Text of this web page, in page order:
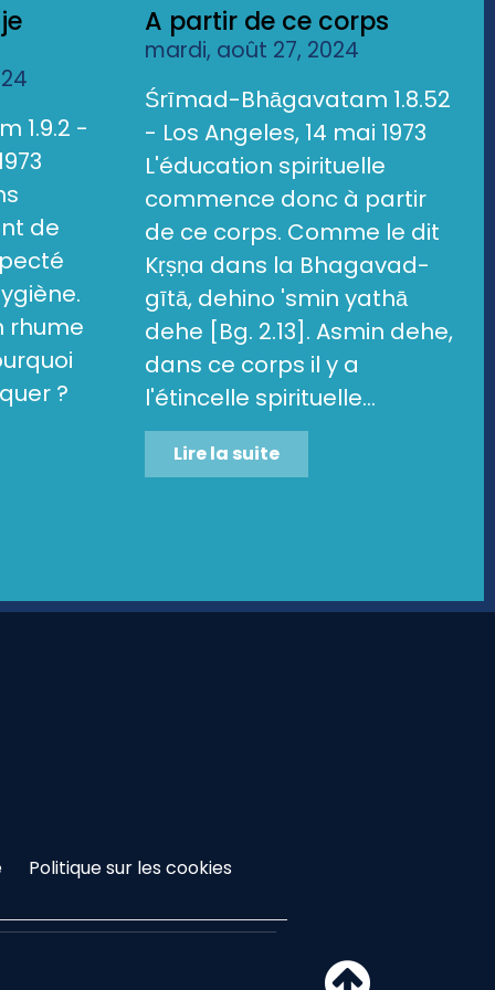
1.9.2 -
de
rhume
?
A partir de ce corps
mardi, août 27, 2024
Śrīmad-Bhāgavatam 1.8.52
- Los Angeles, 14 mai 1973
L'éducation spirituelle
commence donc à partir
de ce corps. Comme le dit
Kṛṣṇa dans la Bhagavad-
gītā, dehino 'smin yathā
dehe [Bg. 2.13]. Asmin dehe,
dans ce corps il y a
l'étincelle spirituelle...
Lire la suite
Politique sur les cookies